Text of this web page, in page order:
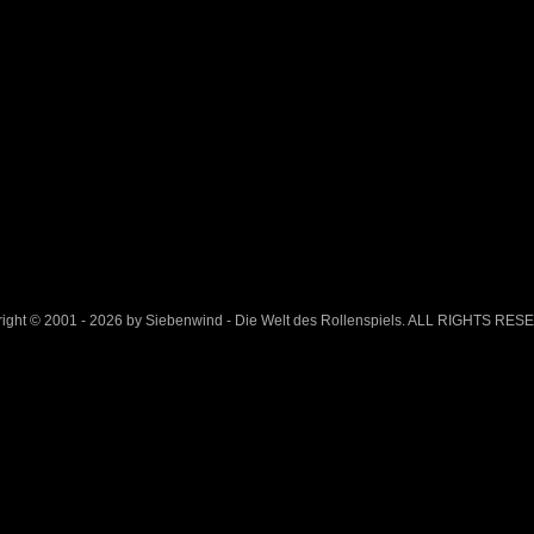
© 2001 - 2026 by Siebenwind - Die Welt des Rollenspiels. ALL RIGHTS